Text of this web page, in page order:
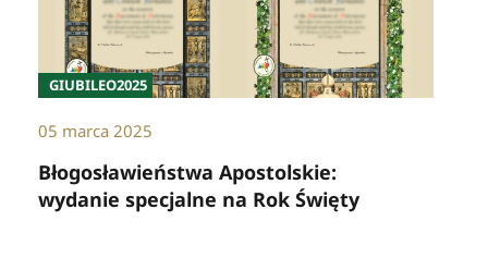
GIUBILEO2025
05 marca 2025
Błogosławieństwa Apostolskie:
wydanie specjalne na Rok Święty